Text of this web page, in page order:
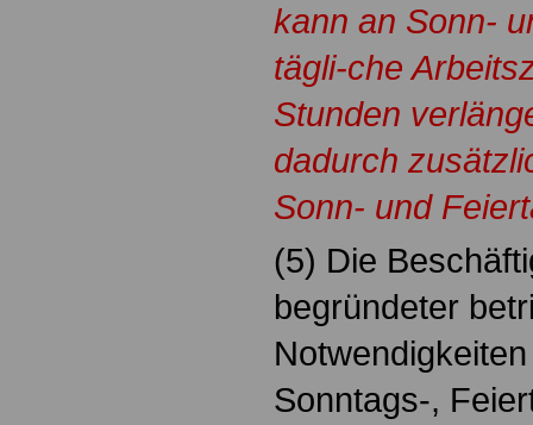
kann an Sonn-
tägli-che
Stunden
dadurch
Sonn- und
(5) Die
begründeter
Sonntags-,